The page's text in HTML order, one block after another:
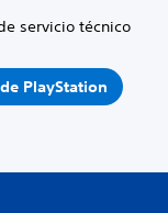
servicio técnico
PlayStation